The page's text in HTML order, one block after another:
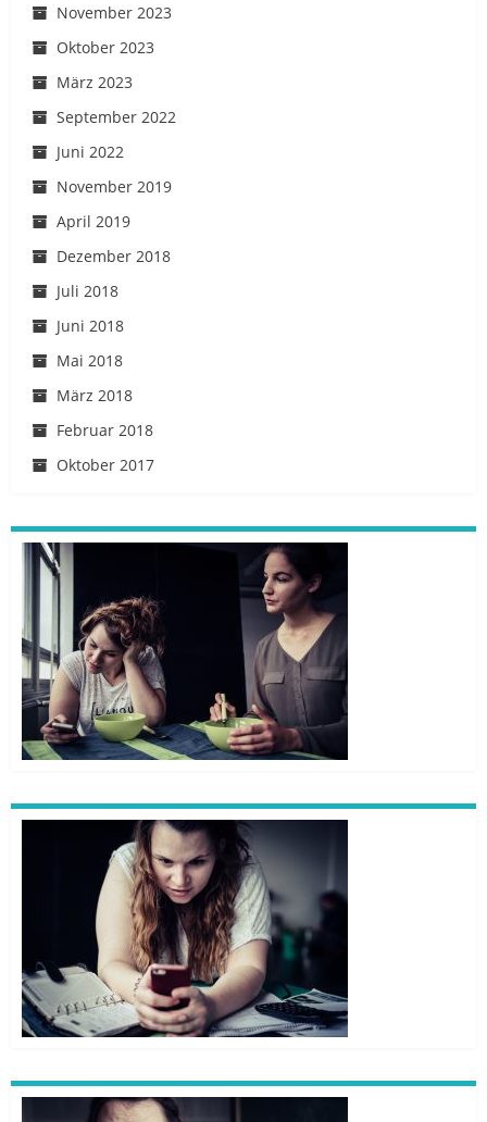
November 2023
Oktober 2023
März 2023
September 2022
Juni 2022
November 2019
April 2019
Dezember 2018
Juli 2018
Juni 2018
Mai 2018
März 2018
Februar 2018
Oktober 2017